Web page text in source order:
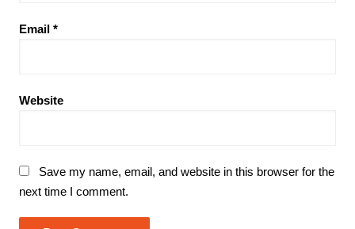
Email *
Website
Save my name, email, and website in this browser for the
next time I comment.